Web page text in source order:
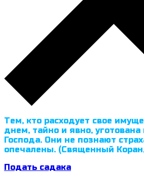
Тем, кто расходует свое
днем, тайно и явно, уготована
Господа. Они не познают
опечалены. (Священный
Подать садака